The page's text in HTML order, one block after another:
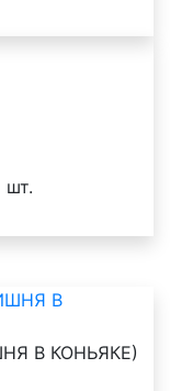
шт.
В КОНЬЯКЕ)